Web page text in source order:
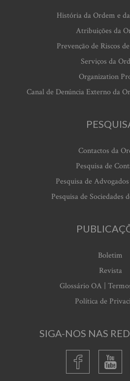
História da Ordem e
Atribuições da
Prevenção de Riscos
Serviços da
Organization
Canal de Denúncia Externo da
Contactos da
Pesquisa de
Pesquisa de
Pesquisa de Sociedades
Boletim
Revista
Glossário OA |
Política de
SIGA-NOS NAS